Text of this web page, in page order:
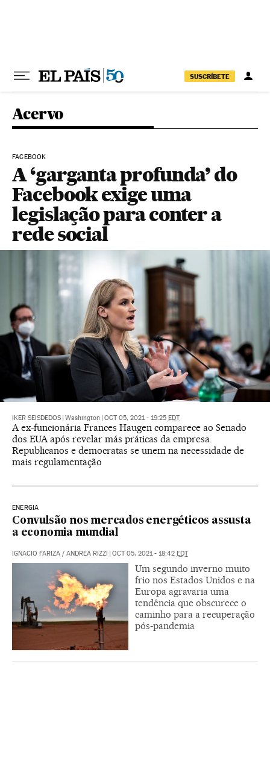
SUSCRÍBETE
Acervo
FACEBOOK
A ‘garganta profunda’ do
Facebook exige uma
legislação para conter a
rede social
IKER SEISDEDOS Washington OCT 05, 2021 - 19:25 EDT
A ex-funcionária Frances Haugen comparece ao Senado
dos EUA após revelar más práticas da empresa.
Republicanos e democratas se unem na necessidade de
mais regulamentação
ENERGIA
Convulsão nos mercados energéticos assusta
a economia mundial
IGNACIO FARIZA / ANDREA RIZZI OCT 05, 2021 - 18:42 EDT
Um segundo inverno muito
frio nos Estados Unidos e na
Europa agravaria uma
tendência que obscurece o
caminho para a recuperação
pós-pandemia